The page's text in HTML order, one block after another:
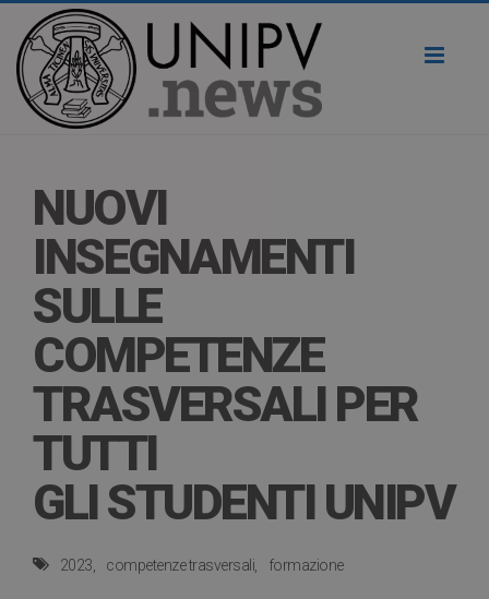
NUOVI
INSEGNAMENTI
SULLE
COMPETENZE
TRASVERSALI PER
TUTTI
GLI STUDENTI UNIPV
2023 competenze trasversali formazione